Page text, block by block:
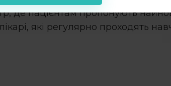
де пацієнтам пропонують
які регулярно проходять